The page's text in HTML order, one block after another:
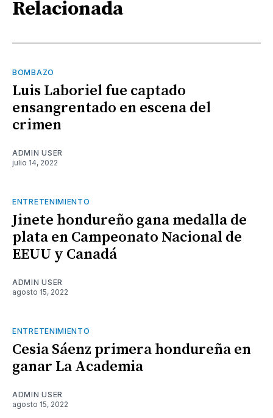
Relacionada
BOMBAZO
Luis Laboriel fue captado
ensangrentado en escena del
crimen
ADMIN USER
julio 14, 2022
ENTRETENIMIENTO
Jinete hondureño gana medalla de
plata en Campeonato Nacional de
EEUU y Canadá
ADMIN USER
agosto 15, 2022
ENTRETENIMIENTO
Cesia Sáenz primera hondureña en
ganar La Academia
ADMIN USER
agosto 15, 2022